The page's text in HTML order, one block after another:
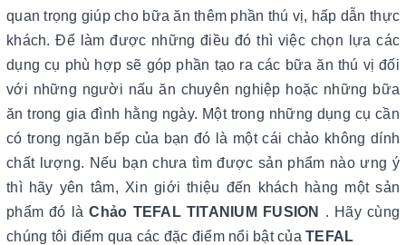
quan trọng giúp cho bữa ăn thêm phần thú vị, hấp dẫn thực
khách. Để làm được những điều đó thì việc chọn lựa các
dụng cụ phù hợp sẽ góp phần tạo ra các bữa ăn thú vị đối
với những người nấu ăn chuyên nghiệp hoặc những bữa
ăn trong gia đình hằng ngày. Một trong những dụng cụ cần
có trong ngăn bếp của bạn đó là một cái chảo không dính
chất lượng. Nếu bạn chưa tìm được sản phẩm nào ưng ý
thì hãy yên tâm, Xin giới thiệu đến khách hàng một sản
phẩm đó làChảo TEFAL TITANIUM FUSION . Hãy cùng
chúng tôi điểm qua các đặc điểm nổi bật của TEFAL